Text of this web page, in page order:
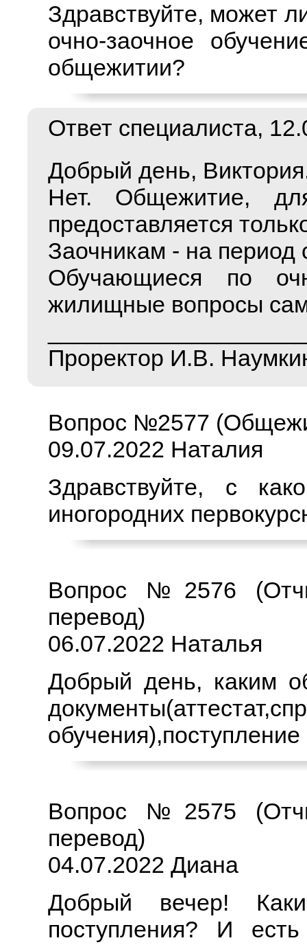
Здравствуйте, может
очно-заочное
общежитии?
Ответ специалиста,
Добрый день,
Нет. Общежитие,
предоставляется
Заочникам - на период
Обучающиеся по
жилищные вопросы
Проректор И.В.
Вопрос №2577
09.07.2022 Наталия
Здравствуйте, с
иногородних
Вопрос №2576
перевод)
06.07.2022 Наталья
Добрый день, каким
Вопрос №2575
перевод)
04.07.2022 Диана
Добрый вечер!
поступления? И